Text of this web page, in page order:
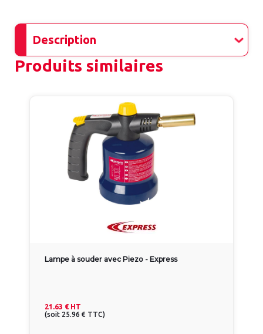
Description
Produits similaires
Lampe à souder avec Piezo - Express
21.63 € HT
(soit 25.96 € TTC)